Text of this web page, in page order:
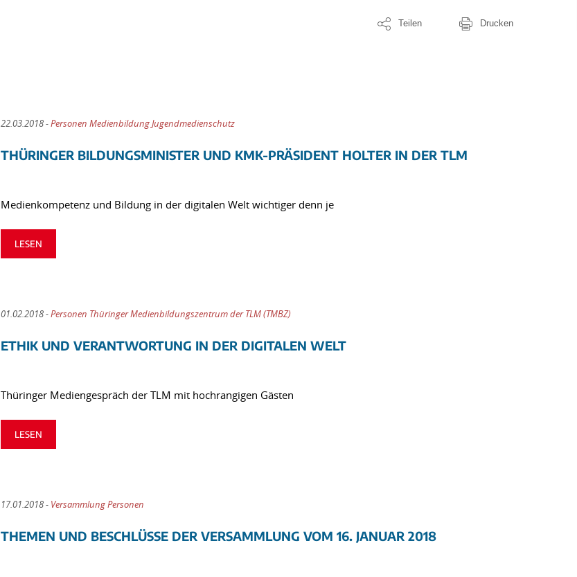
Teilen Drucken
22.03.2018 -Personen Medienbildung Jugendmedienschutz
THÜRINGER BILDUNGSMINISTER UND KMK-PRÄSIDENT HOLTER IN DER TLM
Medienkompetenz und Bildung in der digitalen Welt wichtiger denn je
LESEN
01.02.2018 -Personen Thüringer Medienbildungszentrum der TLM (TMBZ)
ETHIK UND VERANTWORTUNG IN DER DIGITALEN WELT
Thüringer Mediengespräch der TLM mit hochrangigen Gästen
LESEN
17.01.2018 - Versammlung Personen
THEMEN UND BESCHLÜSSE DER VERSAMMLUNG VOM 16. JANUAR 2018